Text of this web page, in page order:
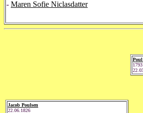
- Maren Sofie Niclasdatter
Jacob Poulsen
22.06.1826
Poul
1793